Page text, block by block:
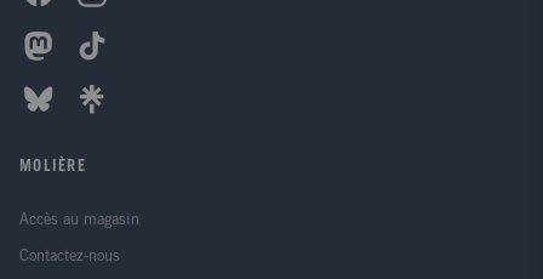
MOLIÈRE
Accès au magasin
Contactez-nous